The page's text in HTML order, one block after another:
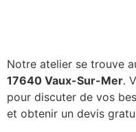
Notre atelier se trouve
17640 Vaux-Sur-Mer.
pour discuter de vos
et obtenir un devis